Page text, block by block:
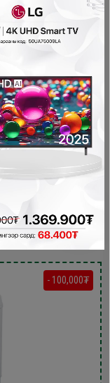
машин /XPB92-
- 100,000₮